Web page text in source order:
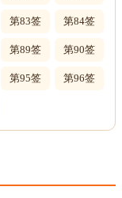
第83签 第84签
第89签 第90签
第95签 第96签